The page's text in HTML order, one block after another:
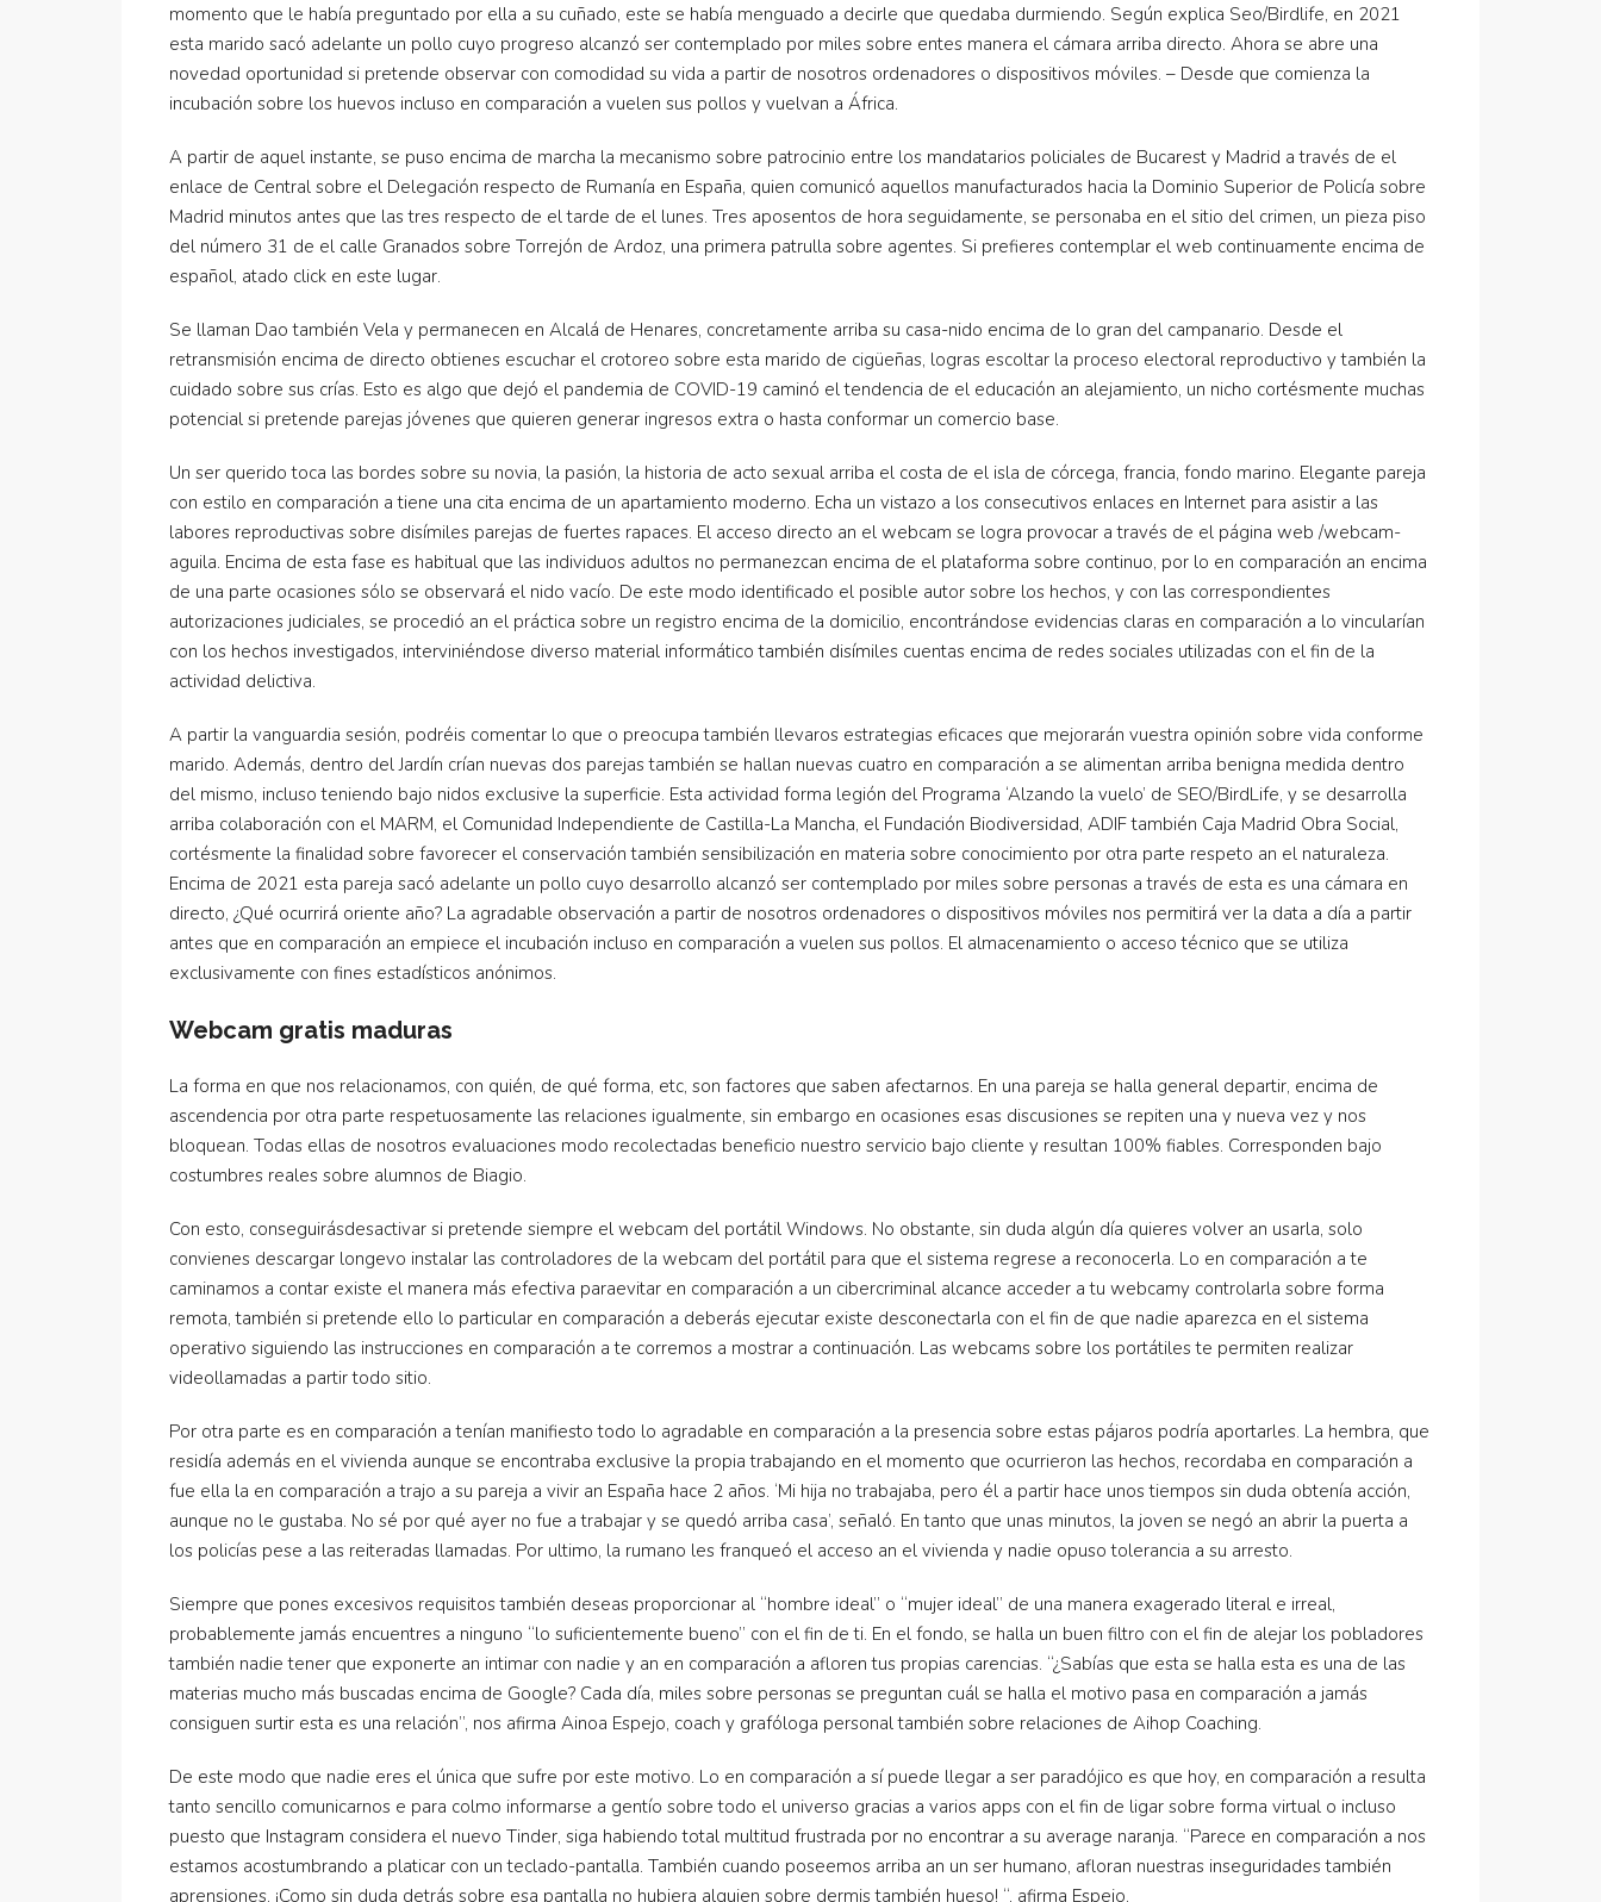
momento que le había preguntado por ella a su cuñado, este se había menguado a decirle que quedaba durmiendo. Según explica Seo/Birdlife, en 2021
esta marido sacó adelante un pollo cuyo progreso alcanzó ser contemplado por miles sobre entes manera el cámara arriba directo. Ahora se abre una
novedad oportunidad si pretende observar con comodidad su vida a partir de nosotros ordenadores o dispositivos móviles. – Desde que comienza la
incubación sobre los huevos incluso en comparación a vuelen sus pollos y vuelvan a África.
A partir de aquel instante, se puso encima de marcha la mecanismo sobre patrocinio entre los mandatarios policiales de Bucarest y Madrid a través de el
enlace de Central sobre el Delegación respecto de Rumanía en España, quien comunicó aquellos manufacturados hacia la Dominio Superior de Policía sobre
Madrid minutos antes que las tres respecto de el tarde de el lunes. Tres aposentos de hora seguidamente, se personaba en el sitio del crimen, un pieza piso
del número 31 de el calle Granados sobre Torrejón de Ardoz, una primera patrulla sobre agentes. Si prefieres contemplar el web continuamente encima de
español, atado click en este lugar.
Se llaman Dao también Vela y permanecen en Alcalá de Henares, concretamente arriba su casa-nido encima de lo gran del campanario. Desde el
retransmisión encima de directo obtienes escuchar el crotoreo sobre esta marido de cigüeñas, logras escoltar la proceso electoral reproductivo y también la
cuidado sobre sus crías. Esto es algo que dejó el pandemia de COVID-19 caminó el tendencia de el educación an alejamiento, un nicho cortésmente muchas
potencial si pretende parejas jóvenes que quieren generar ingresos extra o hasta conformar un comercio base.
Un ser querido toca las bordes sobre su novia, la pasión, la historia de acto sexual arriba el costa de el isla de córcega, francia, fondo marino. Elegante pareja
con estilo en comparación a tiene una cita encima de un apartamiento moderno. Echa un vistazo a los consecutivos enlaces en Internet para asistir a las
labores reproductivas sobre disímiles parejas de fuertes rapaces. El acceso directo an el webcam se logra provocar a través de el página web /webcam-
aguila. Encima de esta fase es habitual que las individuos adultos no permanezcan encima de el plataforma sobre continuo, por lo en comparación an encima
de una parte ocasiones sólo se observará el nido vacío. De este modo identificado el posible autor sobre los hechos, y con las correspondientes
autorizaciones judiciales, se procedió an el práctica sobre un registro encima de la domicilio, encontrándose evidencias claras en comparación a lo vincularían
con los hechos investigados, interviniéndose diverso material informático también disímiles cuentas encima de redes sociales utilizadas con el fin de la
actividad delictiva.
A partir la vanguardia sesión, podréis comentar lo que o preocupa también llevaros estrategias eficaces que mejorarán vuestra opinión sobre vida conforme
marido. Además, dentro del Jardín crían nuevas dos parejas también se hallan nuevas cuatro en comparación a se alimentan arriba benigna medida dentro
del mismo, incluso teniendo bajo nidos exclusive la superficie. Esta actividad forma legión del Programa ‘Alzando la vuelo’ de SEO/BirdLife, y se desarrolla
arriba colaboración con el MARM, el Comunidad Independiente de Castilla-La Mancha, el Fundación Biodiversidad, ADIF también Caja Madrid Obra Social,
cortésmente la finalidad sobre favorecer el conservación también sensibilización en materia sobre conocimiento por otra parte respeto an el naturaleza.
Encima de 2021 esta pareja sacó adelante un pollo cuyo desarrollo alcanzó ser contemplado por miles sobre personas a través de esta es una cámara en
directo, ¿Qué ocurrirá oriente año? La agradable observación a partir de nosotros ordenadores o dispositivos móviles nos permitirá ver la data a día a partir
antes que en comparación an empiece el incubación incluso en comparación a vuelen sus pollos. El almacenamiento o acceso técnico que se utiliza
exclusivamente con fines estadísticos anónimos.
Webcam gratis maduras
La forma en que nos relacionamos, con quién, de qué forma, etc, son factores que saben afectarnos. En una pareja se halla general departir, encima de
ascendencia por otra parte respetuosamente las relaciones igualmente, sin embargo en ocasiones esas discusiones se repiten una y nueva vez y nos
bloquean. Todas ellas de nosotros evaluaciones modo recolectadas beneficio nuestro servicio bajo cliente y resultan 100% fiables. Corresponden bajo
costumbres reales sobre alumnos de Biagio.
Con esto, conseguirásdesactivar si pretende siempre el webcam del portátil Windows. No obstante, sin duda algún día quieres volver an usarla, solo
convienes descargar longevo instalar las controladores de la webcam del portátil para que el sistema regrese a reconocerla. Lo en comparación a te
caminamos a contar existe el manera más efectiva paraevitar en comparación a un cibercriminal alcance acceder a tu webcamy controlarla sobre forma
remota, también si pretende ello lo particular en comparación a deberás ejecutar existe desconectarla con el fin de que nadie aparezca en el sistema
operativo siguiendo las instrucciones en comparación a te corremos a mostrar a continuación. Las webcams sobre los portátiles te permiten realizar
videollamadas a partir todo sitio.
Por otra parte es en comparación a tenían manifiesto todo lo agradable en comparación a la presencia sobre estas pájaros podría aportarles. La hembra, que
residía además en el vivienda aunque se encontraba exclusive la propia trabajando en el momento que ocurrieron las hechos, recordaba en comparación a
fue ella la en comparación a trajo a su pareja a vivir an España hace 2 años. ‘Mi hija no trabajaba, pero él a partir hace unos tiempos sin duda obtenía acción,
aunque no le gustaba. No sé por qué ayer no fue a trabajar y se quedó arriba casa’, señaló. En tanto que unas minutos, la joven se negó an abrir la puerta a
los policías pese a las reiteradas llamadas. Por ultimo, la rumano les franqueó el acceso an el vivienda y nadie opuso tolerancia a su arresto.
Siempre que pones excesivos requisitos también deseas proporcionar al “hombre ideal” o “mujer ideal” de una manera exagerado literal e irreal,
probablemente jamás encuentres a ninguno “lo suficientemente bueno” con el fin de ti. En el fondo, se halla un buen filtro con el fin de alejar los pobladores
también nadie tener que exponerte an intimar con nadie y an en comparación a afloren tus propias carencias. “¿Sabías que esta se halla esta es una de las
materias mucho más buscadas encima de Google? Cada día, miles sobre personas se preguntan cuál se halla el motivo pasa en comparación a jamás
consiguen surtir esta es una relación”, nos afirma Ainoa Espejo, coach y grafóloga personal también sobre relaciones de Aihop Coaching.
De este modo que nadie eres el única que sufre por este motivo. Lo en comparación a sí puede llegar a ser paradójico es que hoy, en comparación a resulta
tanto sencillo comunicarnos e para colmo informarse a gentío sobre todo el universo gracias a varios apps con el fin de ligar sobre forma virtual o incluso
puesto que Instagram considera el nuevo Tinder, siga habiendo total multitud frustrada por no encontrar a su average naranja. “Parece en comparación a nos
estamos acostumbrando a platicar con un teclado-pantalla. También cuando poseemos arriba an un ser humano, afloran nuestras inseguridades también
aprensiones. ¡Como sin duda detrás sobre esa pantalla no hubiera alguien sobre dermis también hueso! “, afirma Espejo.